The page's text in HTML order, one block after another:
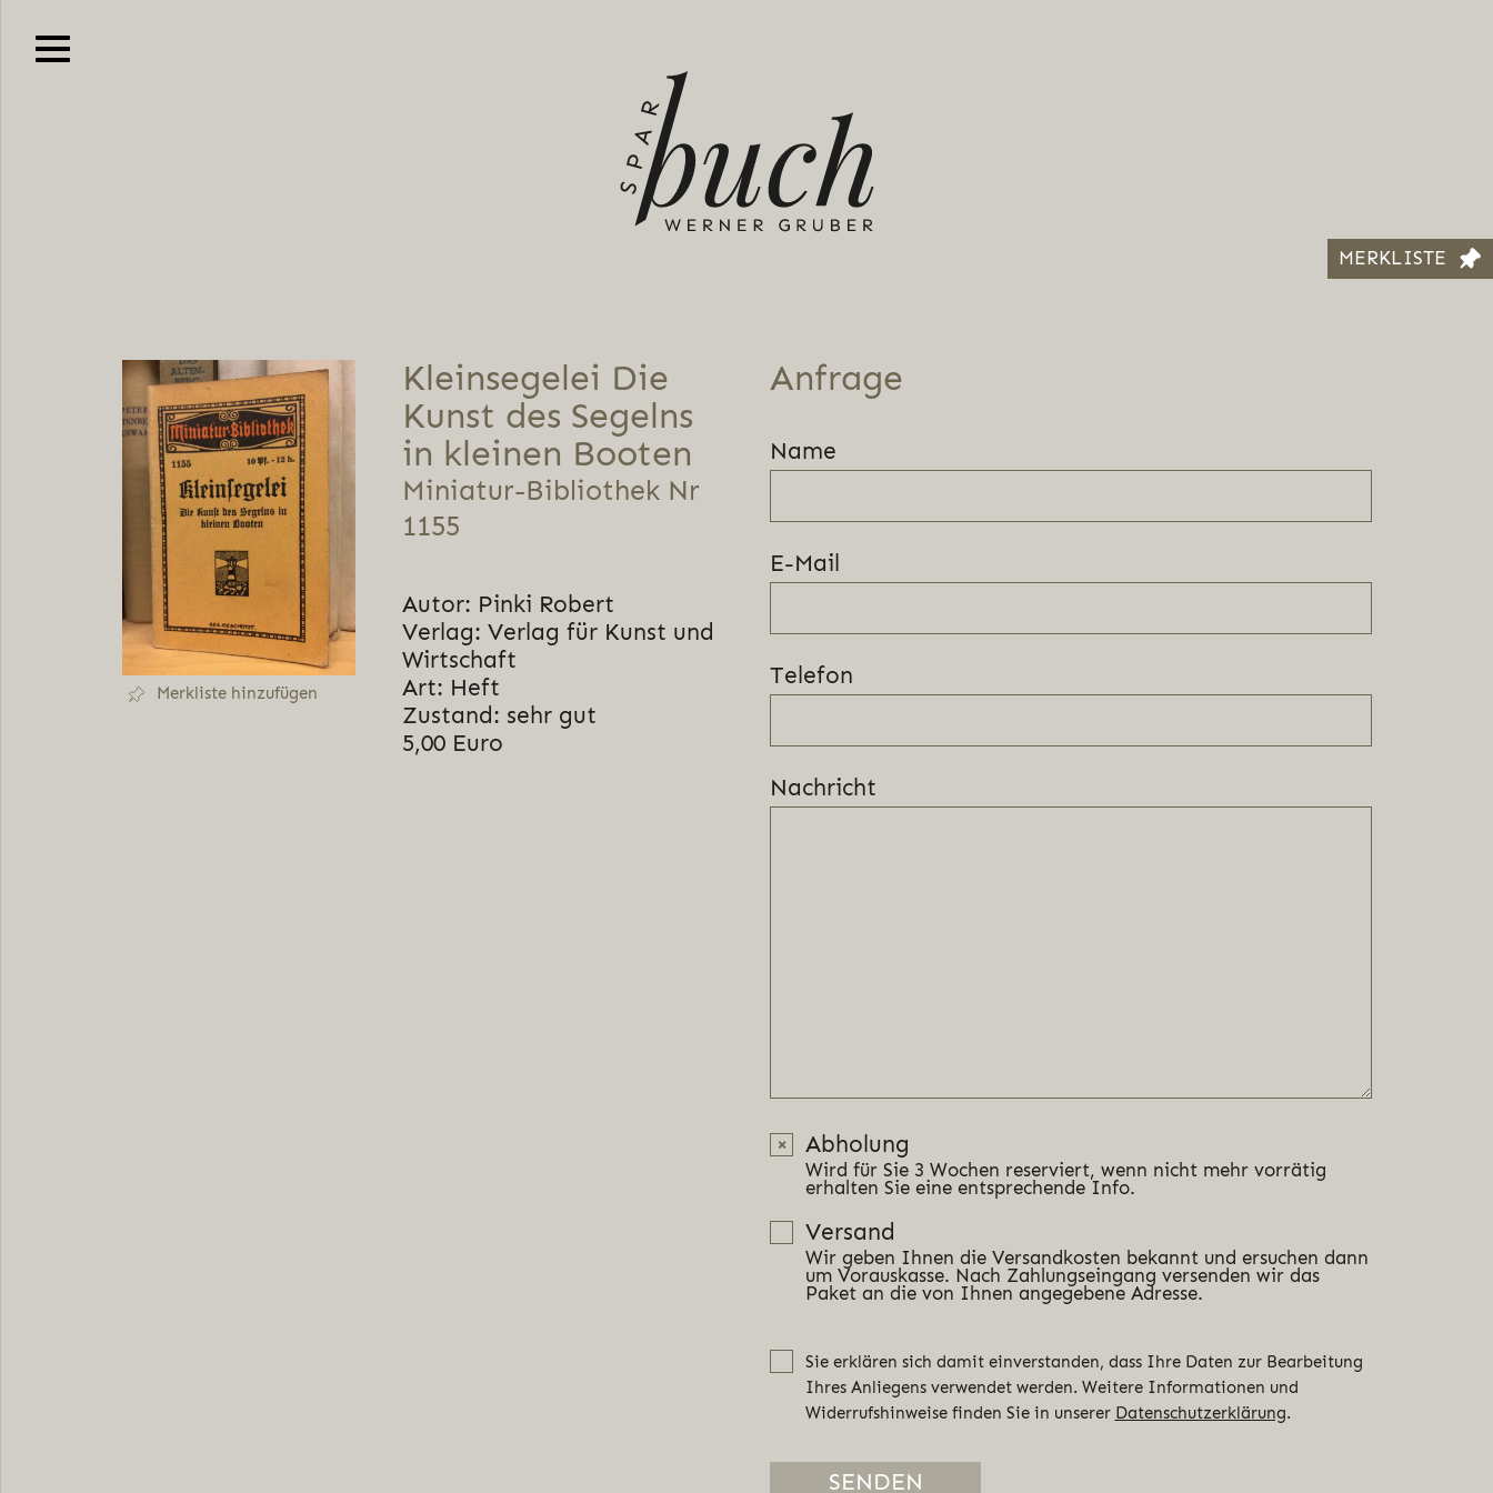
Merkliste hinzufügen
Klein­se­ge­lei Die
Kunst des Segelns
in kleinen Booten
Miniatur-Bibliothek Nr
1155
Autor: Pinki Robert
Verlag: Verlag für Kunst und
Wirtschaft
Art: Heft
Zustand: sehr gut
5,00 Euro
Anfrage
Name
E-Mail
Telefon
Nachricht
Abholung
Wird für Sie 3 Wochen reserviert, wenn nicht mehr vorrätig
erhalten Sie eine entsprechende Info.
Versand
Wir geben Ihnen die Versandkosten bekannt und ersuchen dann
um Vorauskasse. Nach Zahlungseingang versenden wir das
Paket an die von Ihnen angegebene Adresse.
Sie erklären sich damit einverstanden, dass Ihre Daten zur Bearbeitung
Ihres Anliegens verwendet werden. Weitere Informationen und
Widerrufshinweise finden Sie in unserer Datenschutzerklärung.
MERKLISTE